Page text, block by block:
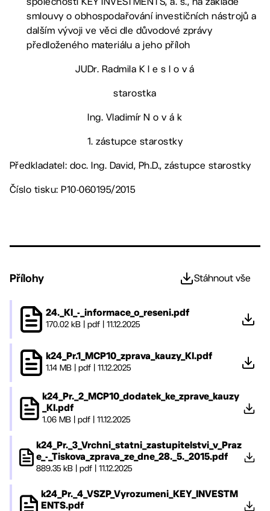
smlouvy o obhospodařování investičních nástrojů a
dalším vývoji ve věci dle důvodové zprávy
předloženého materiálu a jeho příloh
JUDr. Radmila K l e s l o v á
starostka
Ing. Vladimír N o v á k
1. zástupce starostky
Předkladatel: doc. Ing. David, Ph.D., zástupce starostky
Číslo tisku: P10-060195/2015
Přílohy Stáhnout vše
24._KI_-_informace_o_reseni.pdf
170.02 kB pdf 11.12.2025
k24_Pr.1_MCP10_zprava_kauzy_KI.pdf
1.14 MB pdf 11.12.2025
k24_Pr._2_MCP10_dodatek_ke_zprave_kauzy
_KI.pdf
1.06 MB |pdf |11.12.2025
k24_Pr._3_Vrchni_statni_zastupitelstvi_v_Praz
e_-_Tiskova_zprava_ze_dne_28._5._2015.pdf
889.35 kB pdf 11.12.2025
k24_Pr._4_VSZP_Vyrozumeni_KEY_INVESTM
ENTS.pdf